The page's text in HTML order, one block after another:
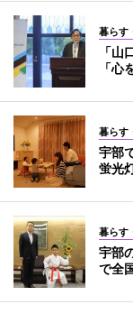
暮らす
「
「心
暮らす
宇部
蛍光
暮らす
宇部
で全